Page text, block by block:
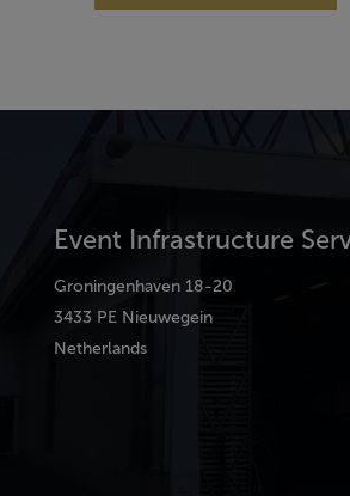
Event Infrastructure
Groningenhaven 18-20
3433 PE Nieuwegein
Netherlands